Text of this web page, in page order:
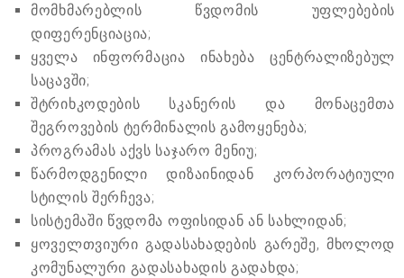
მომხმარებლის წვდომის უფლებების
დიფერენციაცია;
ყველა ინფორმაცია ინახება ცენტრალიზებულ
საცავში;
შტრიხკოდების სკანერის და მონაცემთა
შეგროვების ტერმინალის გამოყენება;
პროგრამას აქვს საჯარო მენიუ;
წარმოდგენილი დიზაინიდან კორპორატიული
სტილის შერჩევა;
სისტემაში წვდომა ოფისიდან ან სახლიდან;
ყოველთვიური გადასახადების გარეშე, მხოლოდ
კომუნალური გადასახადის გადახდა;